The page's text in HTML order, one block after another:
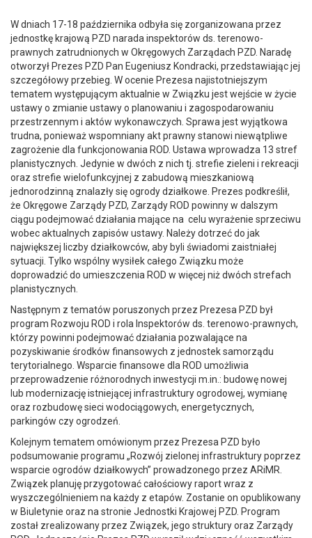
W dniach 17-18 października odbyła się zorganizowana przez
jednostkę krajową PZD narada inspektorów ds. terenowo-
prawnych zatrudnionych w Okręgowych Zarządach PZD. Naradę
otworzył Prezes PZD Pan Eugeniusz Kondracki, przedstawiając jej
szczegółowy przebieg. W ocenie Prezesa najistotniejszym
tematem występującym aktualnie w Związku jest wejście w życie
ustawy o zmianie ustawy o planowaniu i zagospodarowaniu
przestrzennym i aktów wykonawczych. Sprawa jest wyjątkowa
trudna, ponieważ wspomniany akt prawny stanowi niewątpliwe
zagrożenie dla funkcjonowania ROD. Ustawa wprowadza 13 stref
planistycznych. Jedynie w dwóch z nich tj. strefie zieleni i rekreacji
oraz strefie wielofunkcyjnej z zabudową mieszkaniową
jednorodzinną znalazły się ogrody działkowe. Prezes podkreślił,
że Okręgowe Zarządy PZD, Zarządy ROD powinny w dalszym
ciągu podejmować działania mające na celu wyrażenie sprzeciwu
wobec aktualnych zapisów ustawy. Należy dotrzeć do jak
największej liczby działkowców, aby byli świadomi zaistniałej
sytuacji. Tylko wspólny wysiłek całego Związku może
doprowadzić do umieszczenia ROD w więcej niż dwóch strefach
planistycznych.
Następnym z tematów poruszonych przez Prezesa PZD był
program Rozwoju ROD i rola Inspektorów ds. terenowo-prawnych,
którzy powinni podejmować działania pozwalające na
pozyskiwanie środków finansowych z jednostek samorządu
terytorialnego. Wsparcie finansowe dla ROD umożliwia
przeprowadzenie różnorodnych inwestycji m.in.: budowę nowej
lub modernizację istniejącej infrastruktury ogrodowej, wymianę
oraz rozbudowę sieci wodociągowych, energetycznych,
parkingów czy ogrodzeń.
Kolejnym tematem omówionym przez Prezesa PZD było
podsumowanie programu „Rozwój zielonej infrastruktury poprzez
wsparcie ogrodów działkowych” prowadzonego przez ARiMR.
Związek planuję przygotować całościowy raport wraz z
wyszczególnieniem na każdy z etapów. Zostanie on opublikowany
w Biuletynie oraz na stronie Jednostki Krajowej PZD. Program
został zrealizowany przez Związek, jego struktury oraz Zarządy